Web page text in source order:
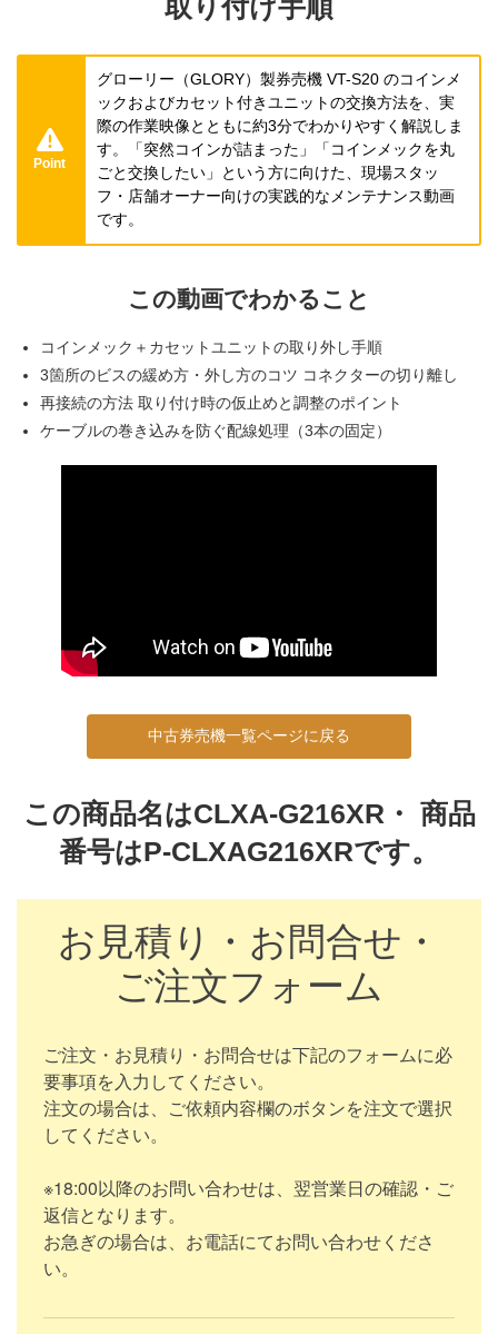
取り付け手順
Point
グローリー（GLORY）製券売機 VT-S20 のコインメ
ックおよびカセット付きユニットの交換方法を、実
際の作業映像とともに約3分でわかりやすく解説しま
す。「突然コインが詰まった」「コインメックを丸
ごと交換したい」という方に向けた、現場スタッ
フ・店舗オーナー向けの実践的なメンテナンス動画
です。
この動画でわかること
コインメック＋カセットユニットの取り外し手順
3箇所のビスの緩め方・外し方のコツ コネクターの切り離し
再接続の方法 取り付け時の仮止めと調整のポイント
ケーブルの巻き込みを防ぐ配線処理（3本の固定）
中古券売機一覧ページに戻る
この商品名はCLXA-G216XR・ 商品
番号はP-CLXAG216XRです。